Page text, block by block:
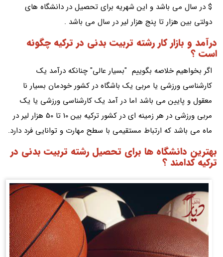
$ در سال می باشد و این شهریه برای تحصیل در دانشگاه های
دولتی بین هزار تا پنج هزار لیر در سال می باشد .
درآمد و بازار کار رشته تربیت بدنی در ترکیه چگونه
است ؟
اگر بخواهیم خلاصه بگوییم "بسیار عالی" چنانکه درآمد یک
کارشناسی ورزشی یا مربی یک باشگاه در کشور خودمان بسیار نا
معقول و پایین می باشد اما در آمد یک کارشناسی ورزشی یا یک
مربی ورزشی در هر زمینه ای در کشور ترکیه بین 10 تا 50 هزار لیر در
ماه می باشد که ارتباط مستقیمی با سطح مهارت و توانایی فرد دارد.
بهترین دانشگاه ها برای تحصیل رشته تربیت بدنی در
ترکیه کدامند ؟